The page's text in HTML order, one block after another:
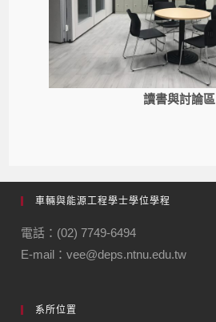
讀書與討論區
車輛與能源工程學士學位學程
電話：(02) 7749-6494
E-mail：vee@deps.ntnu.edu.tw
系所位置